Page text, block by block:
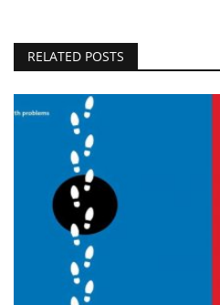
RELATED POSTS